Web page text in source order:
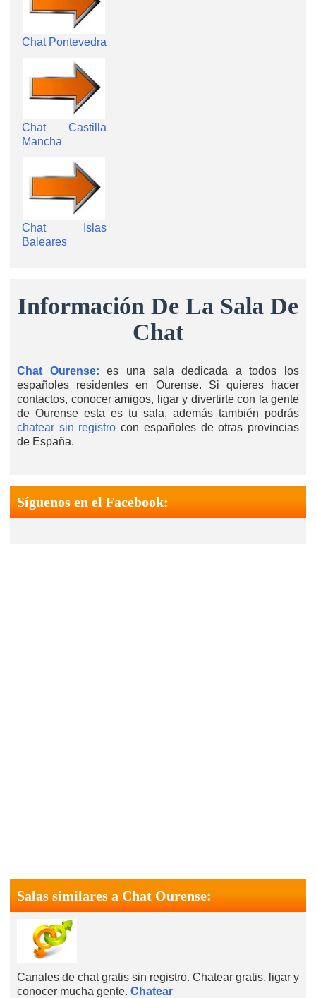
Chat Pontevedra
Chat Castilla
Mancha
Chat Islas
Baleares
Información De La Sala De
Chat
Chat Ourense: es una sala dedicada a todos los
españoles residentes en Ourense. Si quieres hacer
contactos, conocer amigos, ligar y divertirte con la gente
de Ourense esta es tu sala, además también podrás
chatear sin registro con españoles de otras provincias
de España.
Síguenos en el Facebook:
Salas similares a Chat Ourense:
Canales de chat gratis sin registro. Chatear gratis, ligar y
conocer mucha gente. Chatear